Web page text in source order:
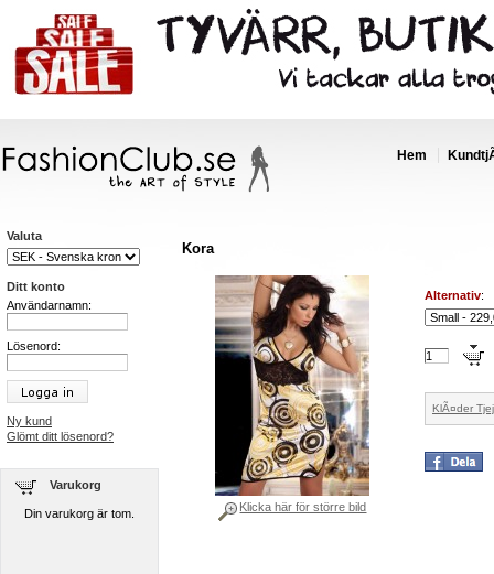
Hem
Kora
Klicka här för större bild
Alternativ:
KlÃ¤der
Valuta
Ditt konto
Användarnamn:
Lösenord:
Ny kund
Glömt ditt lösenord?
Varukorg
Din varukorg är tom.